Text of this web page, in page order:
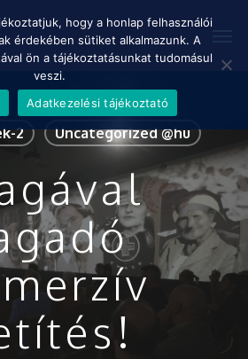
2 Uncategorized @hu
hogy a honlap felhasználói
érdekében sütiket alkalmazunk. A
ön a tájékoztatásunkat tudomásul
veszi.
Adatkezelési tájékoztató